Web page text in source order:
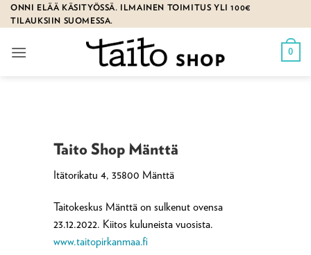
Skip
to
ONNI ELÄÄ KÄSITYÖSSÄ. ILMAINEN TOIMITUS YLI 100€
TILAUKSIIN SUOMESSA.
0
Taito Shop Mänttä
Itätorikatu 4, 35800 Mänttä
Taitokeskus Mänttä on sulkenut ovensa
23.12.2022. Kiitos kuluneista vuosista.
www.taitopirkanmaa.fi